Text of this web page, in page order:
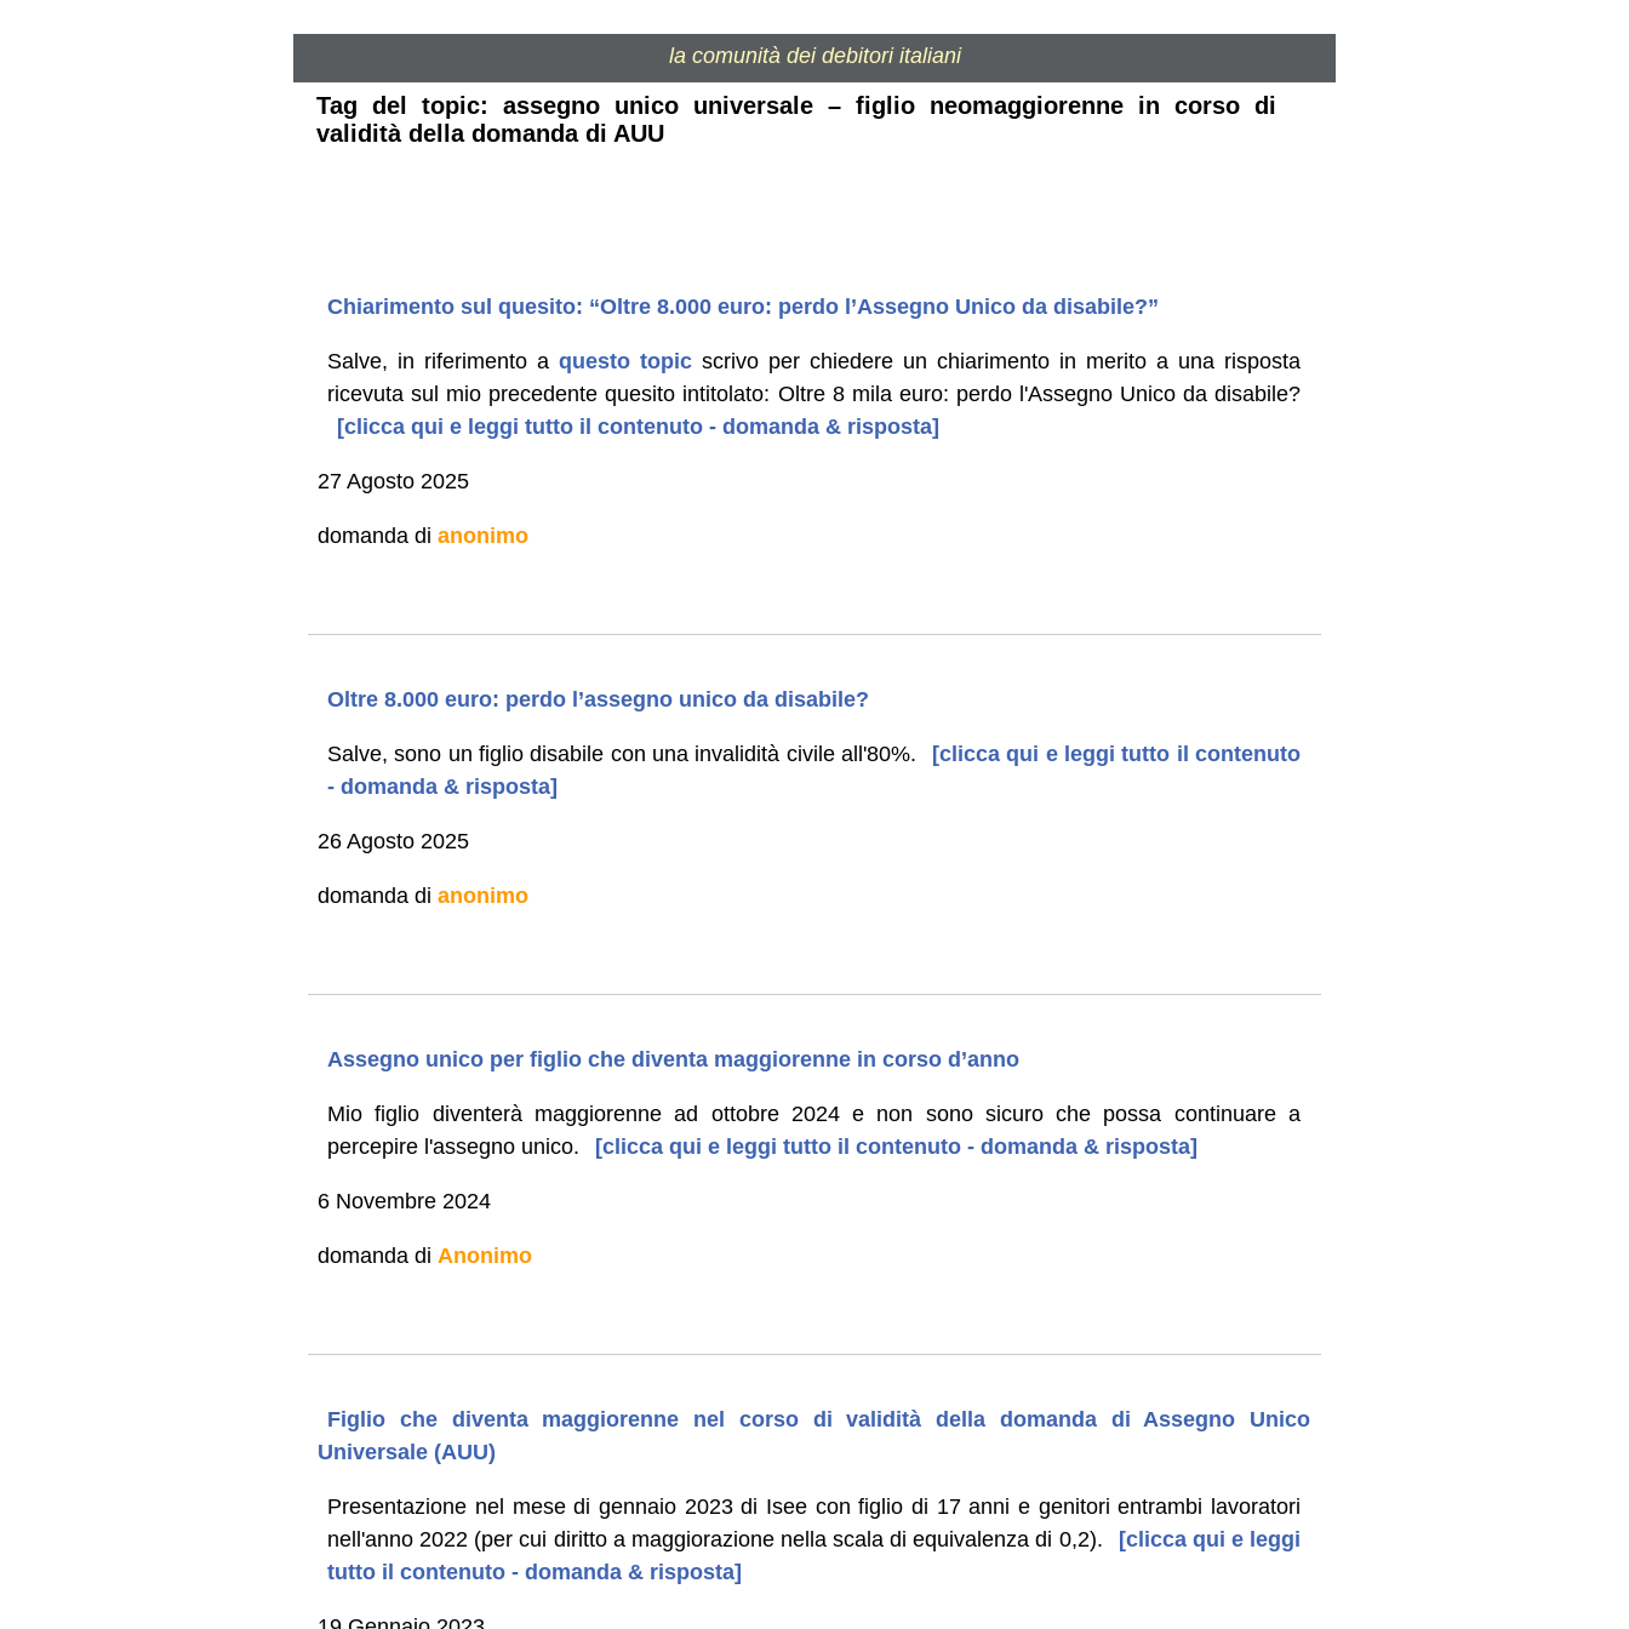
la comunità dei debitori italiani
Tag del topic: assegno unico universale – figlio neomaggiorenne in corso di
validità della domanda di AUU
Chiarimento sul quesito: “Oltre 8.000 euro: perdo l’Assegno Unico da disabile?”
Salve, in riferimento aquesto topic scrivo per chiedere un chiarimento in merito a una risposta
ricevuta sul mio precedente quesito intitolato: Oltre 8 mila euro: perdo l'Assegno Unico da disabile?
[clicca qui e leggi tutto il contenuto - domanda & risposta]
27 Agosto 2025
domanda di anonimo
Oltre 8.000 euro: perdo l’assegno unico da disabile?
Salve, sono un figlio disabile con una invalidità civile all'80%.
[clicca qui e leggi tutto il contenuto
- domanda & risposta]
26 Agosto 2025
domanda di anonimo
Assegno unico per figlio che diventa maggiorenne in corso d’anno
Mio figlio diventerà maggiorenne ad ottobre 2024 e non sono sicuro che possa continuare a
percepire l'assegno unico.
[clicca qui e leggi tutto il contenuto - domanda & risposta]
6 Novembre 2024
domanda di Anonimo
Figlio che diventa maggiorenne nel corso di validità della domanda di Assegno Unico
Universale (AUU)
Presentazione nel mese di gennaio 2023 di Isee con figlio di 17 anni e genitori entrambi lavoratori
nell'anno 2022 (per cui diritto a maggiorazione nella scala di equivalenza di 0,2).
[clicca qui e leggi
tutto il contenuto - domanda & risposta]